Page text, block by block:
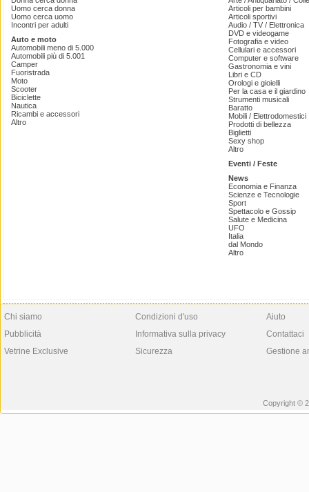
Uomo cerca donna
Uomo cerca uomo
Incontri per adulti
Auto e moto
Automobili meno di 5.000
Automobili più di 5.001
Camper
Fuoristrada
Moto
Scooter
Biciclette
Nautica
Ricambi e accessori
Altro
Articoli per bambini
Articoli sportivi
Audio / TV / Elettronica
DVD e videogame
Fotografia e video
Cellulari e accessori
Computer e software
Gastronomia e vini
Libri e CD
Orologi e gioielli
Per la casa e il giardino
Strumenti musicali
Baratto
Mobili / Elettrodomestici
Prodotti di bellezza
Biglietti
Sexy shop
Altro
Eventi / Feste
News
Economia e Finanza
Scienze e Tecnologie
Sport
Spettacolo e Gossip
Salute e Medicina
UFO
Italia
dal Mondo
Altro
Chi siamo
Pubblicità
Vetrine Exclusive
Condizioni d'uso
Informativa sulla privacy
Sicurezza
Aiuto
Contattaci
Gestione
Copyright ©